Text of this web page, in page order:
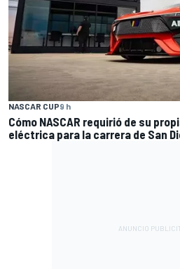
NASCAR CUP9 h
Cómo NASCAR requirió de su
eléctrica para la carrera de San